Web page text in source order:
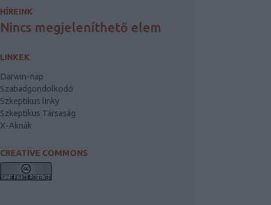
HÍREINK
Nincs megjeleníthető elem
LINKEK
Darwin-nap
Szabadgondolkodó
Szkeptikus linky
Szkeptikus Társaság
X-Aknák
CREATIVE COMMONS